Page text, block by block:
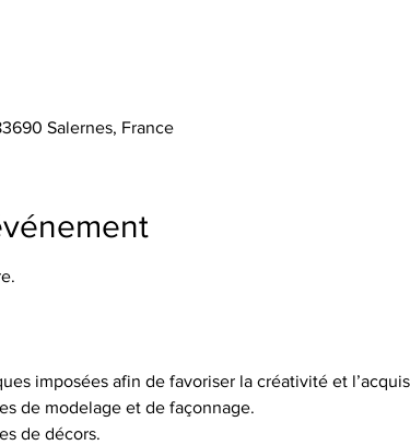
Salernes, France
imposées afin de favoriser la créativité et
de modelage et de façonnage.
de décors.